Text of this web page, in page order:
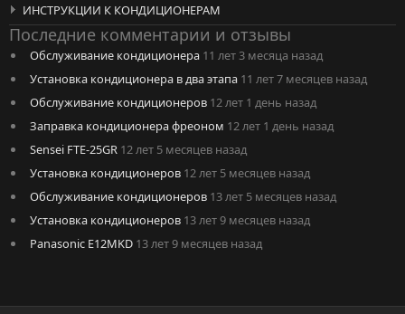
ИНСТРУКЦИИ К КОНДИЦИОНЕРАМ
Последние комментарии и отзывы
Обслуживание кондиционера 11 лет 3 месяца назад
Установка кондиционера в два этапа 11 лет 7 месяцев назад
Обслуживание кондиционеров 12 лет 1 день назад
Заправка кондиционера фреоном 12 лет 1 день назад
Sensei FTE-25GR 12 лет 5 месяцев назад
Установка кондиционеров 12 лет 5 месяцев назад
Обслуживание кондиционеров 13 лет 5 месяцев назад
Установка кондиционеров 13 лет 9 месяцев назад
Panasonic E12MKD 13 лет 9 месяцев назад